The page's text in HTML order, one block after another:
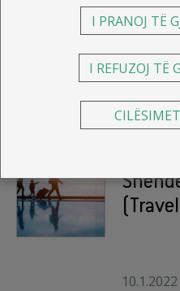
Sava
FBK-së
14.6.2024
10.1.2022
I PRANOJ TË
I REFUZOJ TË